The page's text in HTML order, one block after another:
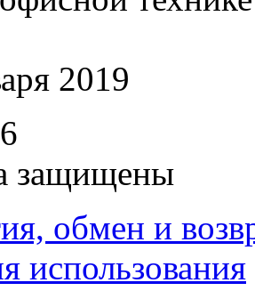
2019
защищены
обмен и
использования